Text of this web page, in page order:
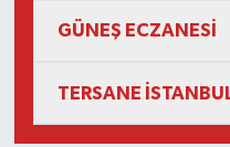
GÜNEŞ ECZANESİ
TERSANE